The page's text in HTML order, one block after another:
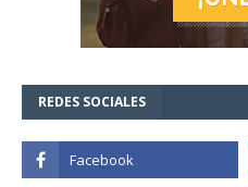
REDES SOCIALES